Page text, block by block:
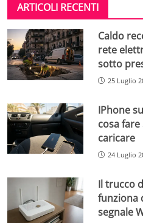
ARTICOLI RECENTI
Caldo
rete
sotto
25 Luglio
IPhone
cosa
caricare
24 Luglio
Il trucco
funziona
segnale